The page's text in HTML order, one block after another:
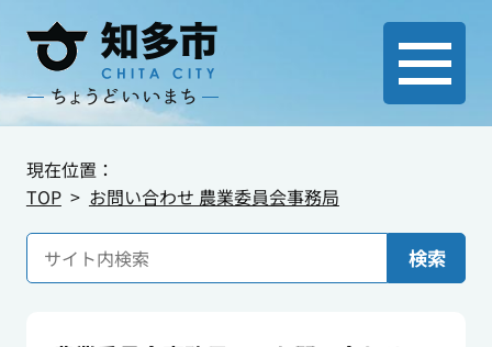
現在位置：
TOP
お問い合わせ 農業委員会事務局
検索